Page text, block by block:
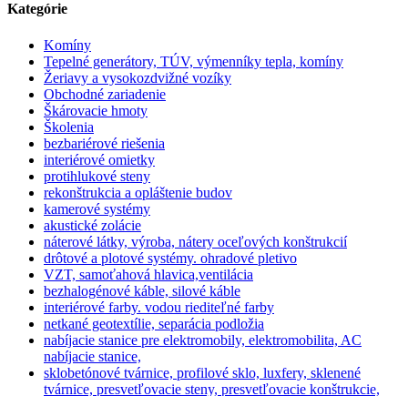
Kategórie
Komíny
Tepelné generátory, TÚV, výmenníky tepla, komíny
Žeriavy a vysokozdvižné vozíky
Obchodné zariadenie
Škárovacie hmoty
Školenia
bezbariérové riešenia
interiérové omietky
protihlukové steny
rekonštrukcia a opláštenie budov
kamerové systémy
akustické zolácie
náterové látky, výroba, nátery oceľových konštrukcií
drôtové a plotové systémy. ohradové pletivo
VZT, samoťahová hlavica,ventilácia
bezhalogénové káble, silové káble
interiérové farby. vodou riediteľné farby
netkané geotextílie, separácia podložia
nabíjacie stanice pre elektromobily, elektromobilita, AC
nabíjacie stanice,
sklobetónové tvárnice, profilové sklo, luxfery, sklenené
tvárnice, presvetľovacie steny, presvetľovacie konštrukcie,